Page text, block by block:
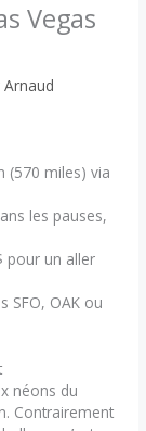
Vegas
Arnaud
(570 miles) via
les pauses,
pour un aller
SFO, OAK ou
néons du
Contrairement